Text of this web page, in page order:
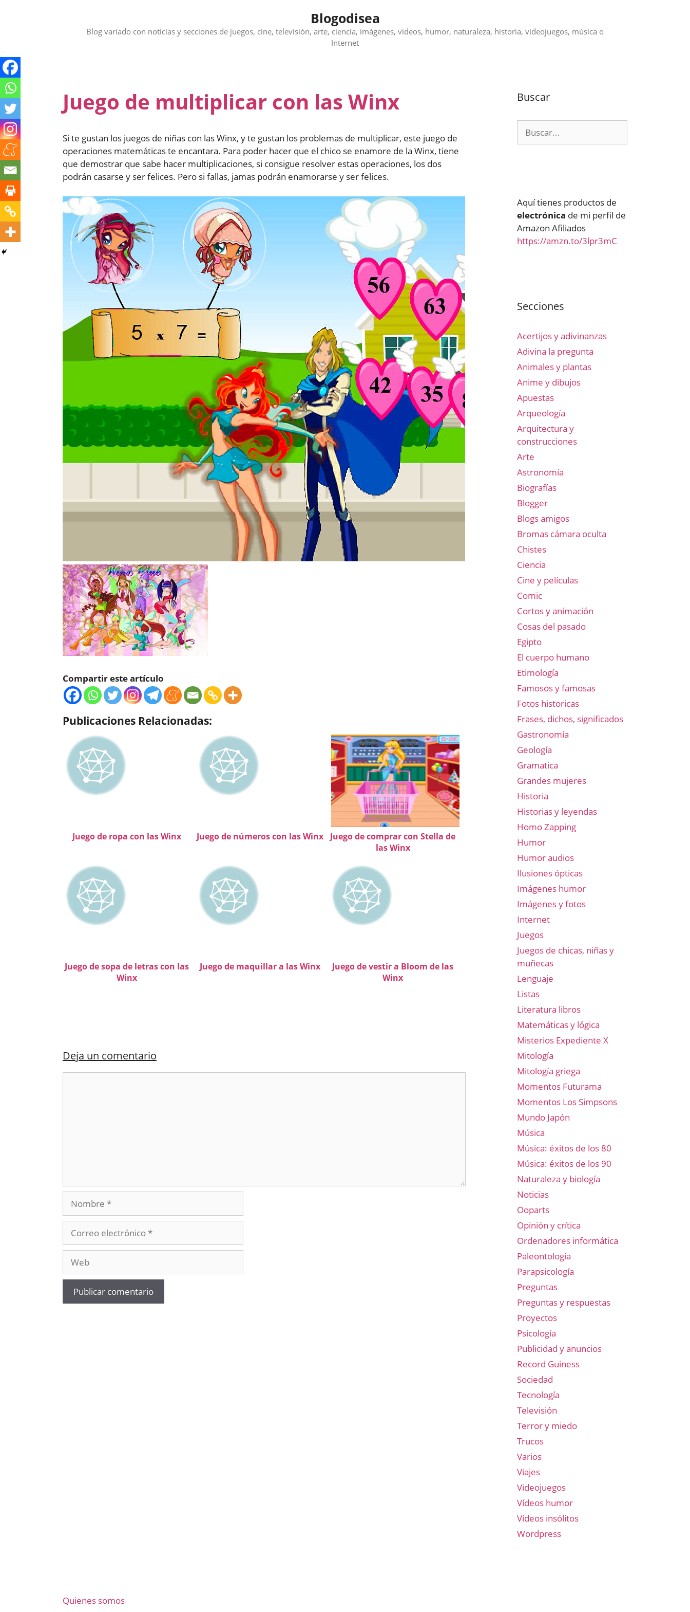
Blogodisea
Blog variado con noticias y secciones de juegos, cine, televisión, arte, ciencia, imágenes, videos, humor, naturaleza, historia, videojuegos, música o
Internet
Juego de multiplicar con las Winx
Si te gustan los juegos de niñas con las Winx, y te gustan los problemas de multiplicar, este juego de
operaciones matemáticas te encantara. Para poder hacer que el chico se enamore de la Winx, tiene
que demostrar que sabe hacer multiplicaciones, si consigue resolver estas operaciones, los dos
podrán casarse y ser felices. Pero si fallas, jamas podrán enamorarse y ser felices.
Compartir este artículo
Publicaciones Relacionadas:
Juego de ropa con las Winx Juego de números con las Winx
Juego de comprar con Stella de
las Winx
Juego de sopa de letras con las
Winx
Juego de maquillar a las Winx
Juego de vestir a Bloom de las
Winx
Deja un comentario
Nombre
electrónico
Buscar
Aquí tienes productos de
electrónica de mi perfil de
Amazon Afiliados
https://amzn.to/3lpr3mC
Secciones
Acertijos y adivinanzas
Adivina la pregunta
Animales y plantas
Anime y dibujos
Apuestas
Arqueología
Arquitectura y
construcciones
Arte
Astronomía
Biografías
Blogger
Blogs amigos
Bromas cámara oculta
Chistes
Ciencia
Cine y películas
Comic
Cortos y animación
Cosas del pasado
Egipto
El cuerpo humano
Etimología
Famosos y famosas
Fotos historicas
Frases, dichos, significados
Gastronomía
Geología
Gramatica
Grandes mujeres
Historia
Historias y leyendas
Homo Zapping
Humor
Humor audios
Ilusiones ópticas
Imágenes humor
Imágenes y fotos
Internet
Juegos
Juegos de chicas, niñas y
muñecas
Lenguaje
Listas
Literatura libros
Matemáticas y lógica
Misterios Expediente X
Mitología
Mitología griega
Momentos Futurama
Momentos Los Simpsons
Mundo Japón
Música
Música: éxitos de los 80
Música: éxitos de los 90
Naturaleza y biología
Noticias
Ooparts
Opinión y crítica
Ordenadores informática
Paleontología
Parapsicología
Preguntas
Preguntas y respuestas
Proyectos
Psicología
Publicidad y anuncios
Record Guiness
Sociedad
Tecnología
Televisión
Terror y miedo
Trucos
Varios
Viajes
Videojuegos
Vídeos humor
Vídeos insólitos
Wordpress
Quienes somos